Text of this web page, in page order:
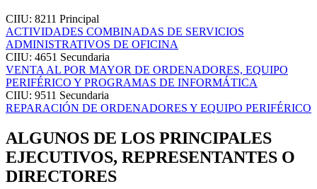
CIIU: 8211 Principal
ACTIVIDADES COMBINADAS DE SERVICIOS
ADMINISTRATIVOS DE OFICINA
CIIU: 4651 Secundaria
VENTA AL POR MAYOR DE ORDENADORES, EQUIPO
PERIFÉRICO Y PROGRAMAS DE INFORMÁTICA
CIIU: 9511 Secundaria
REPARACIÓN DE ORDENADORES Y EQUIPO PERIFÉRICO
ALGUNOS DE LOS PRINCIPALES
EJECUTIVOS, REPRESENTANTES O
DIRECTORES